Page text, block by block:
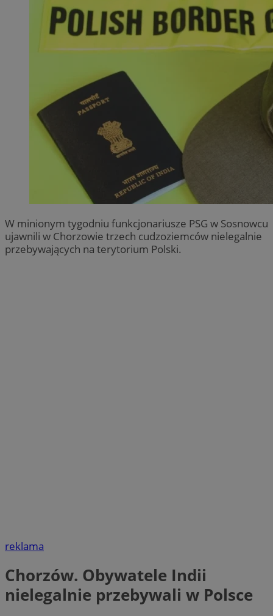
W minionym tygodniu funkcjonariusze PSG w Sosnowcu
ujawnili w Chorzowie trzech cudzoziemców nielegalnie
przebywających na terytorium Polski.
reklama
Chorzów. Obywatele Indii
nielegalnie przebywali w Polsce